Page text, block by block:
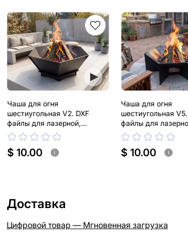
Чаша для огня
шестиугольная V2. DXF
файлы для лазерной,
плазменной резки
$ 10.00 i
Чаша для огня
шестиугольная
файлы для
плазменной резки
$ 10.00 i
Доставка
Цифровой товар — Мгновенная загрузка